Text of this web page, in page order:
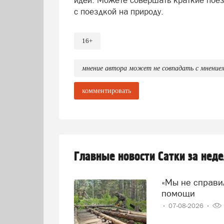
с поездкой на природу.
16+
мнение автора может не совпадать с
комментировать
Главные новости Сатки за
«Мы не справились!» — говорят волонтеры и просят о
помощи
07-08-2026